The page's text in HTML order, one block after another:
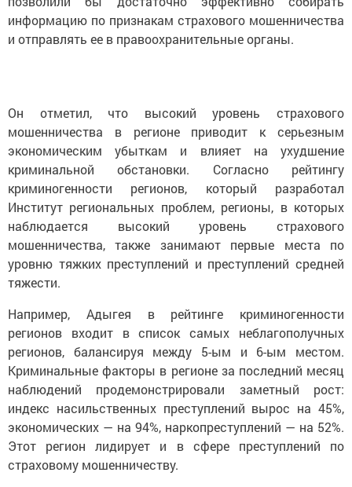
информацию по признакам страхового мошенничества
и отправлять ее в правоохранительные органы.
Он отметил, что высокий уровень страхового
мошенничества в регионе приводит к серьезным
экономическим убыткам и влияет на ухудшение
криминальной обстановки. Согласно рейтингу
криминогенности регионов, который разработал
Институт региональных проблем, регионы, в которых
наблюдается высокий уровень страхового
мошенничества, также занимают первые места по
уровню тяжких преступлений и преступлений средней
тяжести.
Например, Адыгея в рейтинге криминогенности
регионов входит в список самых неблагополучных
регионов, балансируя между 5-ым и 6-ым местом.
Криминальные факторы в регионе за последний месяц
наблюдений продемонстрировали заметный рост:
индекс насильственных преступлений вырос на 45%,
экономических — на 94%, наркопреступлений — на 52%.
Этот регион лидирует и в сфере преступлений по
страховому мошенничеству.